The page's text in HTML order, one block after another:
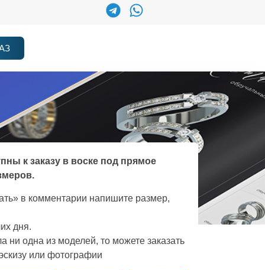
к заказу в воске под прямое
в комментарии напишите размер,
дня.
ни одна из моделей, то можете заказать
или фотографии